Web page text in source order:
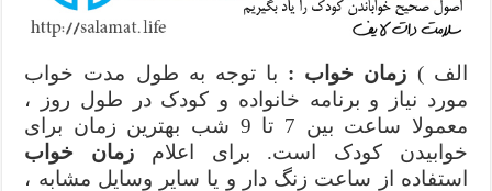
الف ) زمان خواب : با توجه به طول مدت خواب
مورد نیاز و برنامه خانواده و کودک در طول روز ،
معمولا ساعت بین 7 تا 9 شب بهترین زمان برای
خوابیدن کودک است. برای اعلام زمان خواب
استفاده از ساعت زنگ دار و یا سایر وسایل مشابه ،